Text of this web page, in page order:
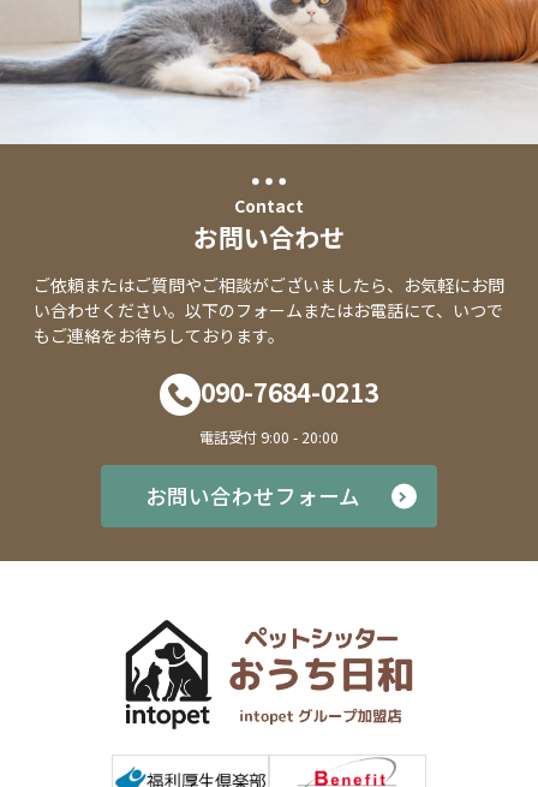
Contact
お問い合わせ
ご依頼またはご質問やご相談がございましたら、お気軽にお問
い合わせください。以下のフォームまたはお電話にて、いつで
もご連絡をお待ちしております。
090-7684-0213
電話受付 9:00 - 20:00
お問い合わせフォーム